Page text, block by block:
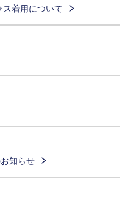
着用について
知らせ